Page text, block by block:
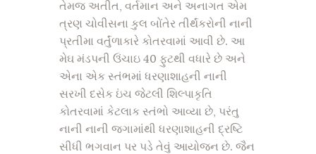
તેમજ અતીત, વર્તમાન અને અનાગત એમ
ત્રણ ચોવીસના કુલ બોંતેર તીર્થંકરોની નાની
પ્રતીમા વર્તુંળાકારે કોતરવામાં આવી છે. આ
મેઘ મંડપની ઉંચાઇ 40 ફુટથી વધારે છે અને
એના એક સ્તંભમાં ધરણાશાહની નાની
સરખી દસેક ઇંચ જેટલી શિલ્પાકૃતિ
કોતરવામાં કેટલાક સ્તંભો આવ્યા છે, પરંતુ
નાની નાની જગામાંથી ધરણાશાહની દ્રષ્ટિ
સીધી ભગવાન પર પડે તેવું આયોજન છે. જૈન